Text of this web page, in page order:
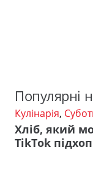
Популярні
Кулінарія,
Хліб, який
TikTok